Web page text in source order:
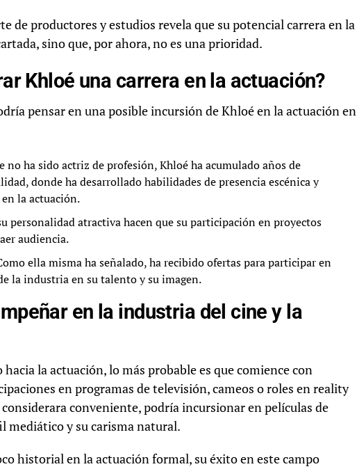
de productores y estudios revela que su potencial carrera en la
sino que, por ahora, no es una prioridad.
Khloé una carrera en la actuación?
pensar en una posible incursión de Khloé en la actuación en
no ha sido actriz de profesión, Khloé ha acumulado años de
donde ha desarrollado habilidades de presencia escénica y
la actuación.
personalidad atractiva hacen que su participación en proyectos
audiencia.
ella misma ha señalado, ha recibido ofertas para participar en
la industria en su talento y su imagen.
en la industria del cine y la
hacia la actuación, lo más probable es que comience con
en programas de televisión, cameos o roles en reality
conveniente, podría incursionar en películas de
mediático y su carisma natural.
historial en la actuación formal, su éxito en este campo